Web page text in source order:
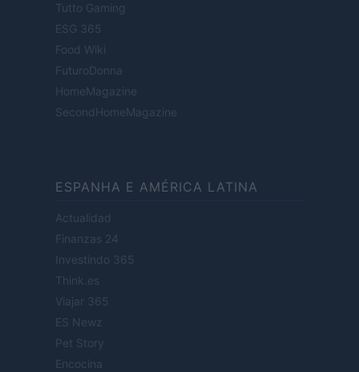
Tutto Gaming
ESG 365
Food Wiki
FuturoDonna
HomeMagazine
SecondHomeMagazine
ESPANHA E AMÉRICA LATINA
Actualidad
Finanzas 24
Investindo 365
Think.es
Viajar 365
ES Newz
Pet Story
Encocina